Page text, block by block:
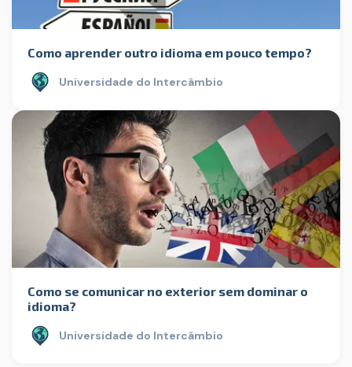
Como aprender outro idioma em pouco tempo?
Universidade do Intercâmbio
Como se comunicar no exterior sem dominar o
idioma?
Universidade do Intercâmbio